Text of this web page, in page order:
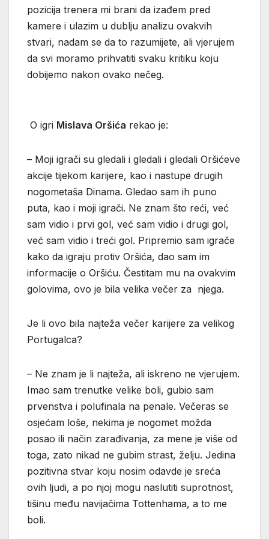
pozicija trenera mi brani da izađem pred
kamere i ulazim u dublju analizu ovakvih
stvari, nadam se da to razumijete, ali vjerujem
da svi moramo prihvatiti svaku kritiku koju
dobijemo nakon ovako nečeg.
O igri Mislava Oršića rekao je:
– Moji igrači su gledali i gledali i gledali Oršićeve
akcije tijekom karijere, kao i nastupe drugih
nogometaša Dinama. Gledao sam ih puno
puta, kao i moji igrači. Ne znam što reći, već
sam vidio i prvi gol, već sam vidio i drugi gol,
već sam vidio i treći gol. Pripremio sam igrače
kako da igraju protiv Oršića, dao sam im
informacije o Oršiću. Čestitam mu na ovakvim
golovima, ovo je bila velika večer za njega.
Je li ovo bila najteža večer karijere za velikog
Portugalca?
– Ne znam je li najteža, ali iskreno ne vjerujem.
Imao sam trenutke velike boli, gubio sam
prvenstva i polufinala na penale. Večeras se
osjećam loše, nekima je nogomet možda
posao ili način zarađivanja, za mene je više od
toga, zato nikad ne gubim strast, želju. Jedina
pozitivna stvar koju nosim odavde je sreća
ovih ljudi, a po njoj mogu naslutiti suprotnost,
tišinu među navijačima Tottenhama, a to me
boli.